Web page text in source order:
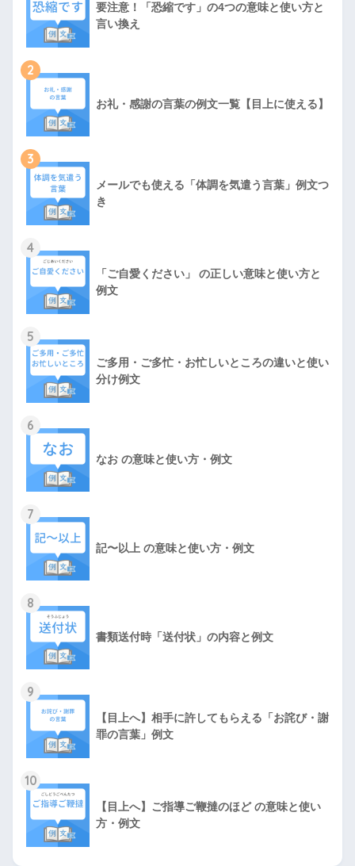
要注意！「恐縮です」の4つの意味と使い方と
言い換え
2
お礼・感謝の言葉の例文一覧【目上に使える】
3
メールでも使える「体調を気遣う言葉」例文つ
き
4
「ご自愛ください」 の正しい意味と使い方と
例文
5
ご多用・ご多忙・お忙しいところの違いと使い
分け例文
6
なお の意味と使い方・例文
7
記〜以上 の意味と使い方・例文
8
書類送付時「送付状」の内容と例文
9
【目上へ】相手に許してもらえる「お詫び・謝
罪の言葉」例文
10
【目上へ】ご指導ご鞭撻のほど の意味と使い
方・例文